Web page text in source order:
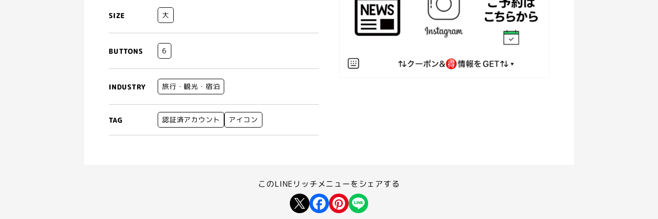
SIZE 大
BUTTONS 6
INDUSTRY 旅行・観光・宿泊
TAG 認証済アカウント アイコン
このLINEリッチメニューを シェアする